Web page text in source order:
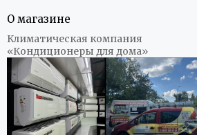
О магазине
Климатическая компания
«Кондиционеры для дома»